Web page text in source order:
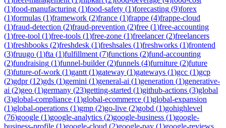
(1)food-manufacturing (1)food-safety (1)forecasting (9)forex
(1)formulas (1)framework (2)france (1)frappe (4)frappe-cloud
(1)fraud-detection (2)fraud-prevention (2)free (1)free-accounting
(1)free-tool (1)free-tools (1)free-zone (1)freelancer(2)freelancers
(1)freshbooks (2)freshdesk (1)freshsales (1)freshworks (1)frontend
(3)fruugo (1)fta (1)fulfillment (7)functions (2)fund-accounting
(2)fundraising (1)funnel-builder(2)funnels (4)furniture (2)future
(3)future-of-work (1)gantt (1)gateway (1)gateways (1)gcc (1)gcp
(2)gdpr(12)gds (1)gemini (1)general-ai (1)generation (1)generative-
ai (2)geo (1)germany (23)getting-started (1)github-actions (3)global
(3)global-compliance (1)global-ecommerce (1)global-expansion
(1)global-operations (1)gmp (2)go-live (2)gobd (1)gohighlevel
(76)google (1)google-analytics (2)google-business (1)google-
business-profile (1)google-cloud (2)google-pay (1)google-reviews